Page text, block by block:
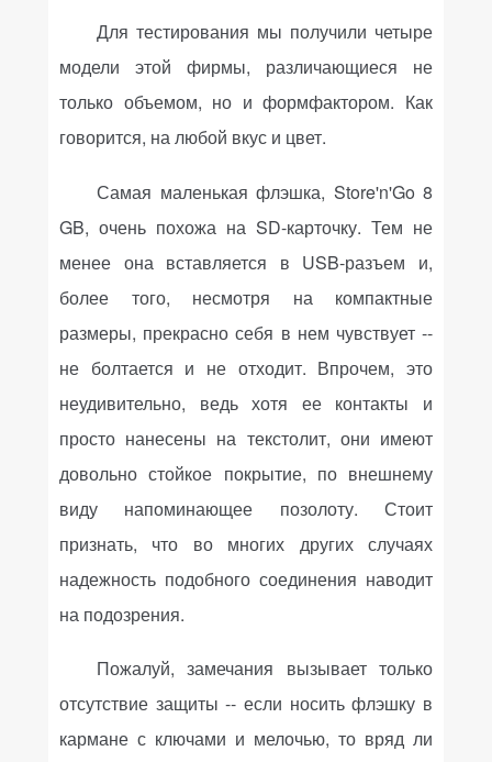
Для тестирования мы получили четыре
модели этой фирмы, различающиеся не
только объемом, но и формфактором. Как
говорится, на любой вкус и цвет.
Самая маленькая флэшка, Store'n'Go 8
GB, очень похожа на SD-карточку. Тем не
менее она вставляется в USB-разъем и,
более того, несмотря на компактные
размеры, прекрасно себя в нем чувствует --
не болтается и не отходит. Впрочем, это
неудивительно, ведь хотя ее контакты и
просто нанесены на текстолит, они имеют
довольно стойкое покрытие, по внешнему
виду напоминающее позолоту. Стоит
признать, что во многих других случаях
надежность подобного соединения наводит
на подозрения.
Пожалуй, замечания вызывает только
отсутствие защиты -- если носить флэшку в
кармане с ключами и мелочью, то вряд ли